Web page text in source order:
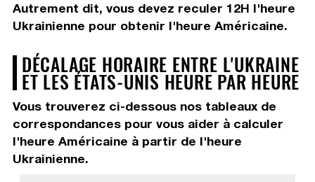
Autrement dit, vous devez reculer 12H l'heure
Ukrainienne pour obtenir l'heure Américaine.
DÉCALAGE HORAIRE ENTRE L'UKRAINE
ET LES ÉTATS-UNIS HEURE PAR HEURE
Vous trouverez ci-dessous nos tableaux de
correspondances pour vous aider à calculer
l'heure Américaine à partir de l'heure
Ukrainienne.